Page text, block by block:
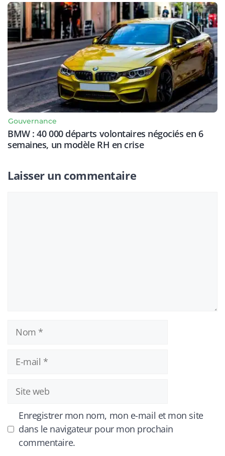
Gouvernance
BMW : 40 000 départs volontaires négociés en 6
semaines, un modèle RH en crise
Laisser un commentaire
Nom
Site
Enregistrer mon nom, mon e-mail et mon site
dans le navigateur pour mon prochain
commentaire.